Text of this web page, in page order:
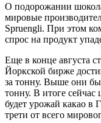
О подорожании
мировые
Spruengli. При этом
спрос на продукт
Еще в конце августа
Йоркской бирже
за тонну. Выше они
тонну. В итоге сейчас
будет урожай какао в
трети от всего